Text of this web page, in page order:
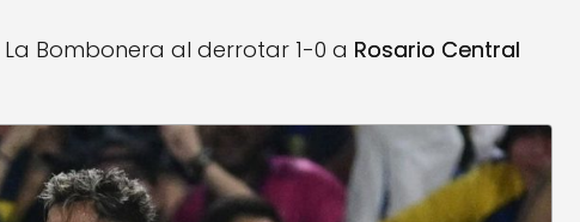
La Bombonera al derrotar 1-0 a Rosario Central